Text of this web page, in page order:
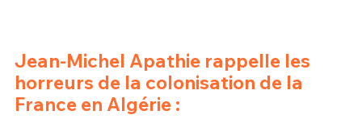
Jean-Michel Apathie rappelle les
horreurs de la colonisation de la
France en Algérie :